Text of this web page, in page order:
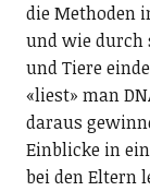
die Methoden
und wie durch
und Tiere
«liest» man
daraus
Einblicke in
bei den Eltern